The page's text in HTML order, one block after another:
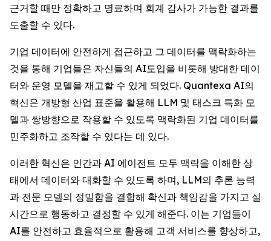
근거할 때만 정확하고 명료하며 회계 감사가 가능한 결과를
도출할 수 있다.
기업 데이터에 안전하게 접근하고 그 데이터를 맥락화하는
것을 통해 기업들은 자신들의 AI도입을 비롯해 방대한 데이
터와 운영 모델을 재고할 수 있게 되었다. Quantexa AI의
혁신은 개방형 산업 표준을 활용해 LLM 및 태스크 특화 모
델과 쌍방향으로 작용할 수 있도록 맥락화된 기업 데이터를
민주화하고 조작할 수 있다는 데 있다.
이러한 혁신은 인간과 AI 에이전트 모두 맥락을 이해한 상
태에서 데이터와 대화할 수 있도록 하며, LLM의 추론 능력
과 전문 모델의 정밀함을 결합해 확신과 책임감을 가지고 실
시간으로 행동하고 결정할 수 있게 해준다. 이는 기업들이
AI를 안전하고 효율적으로 활용해 고객 서비스를 향상하고,